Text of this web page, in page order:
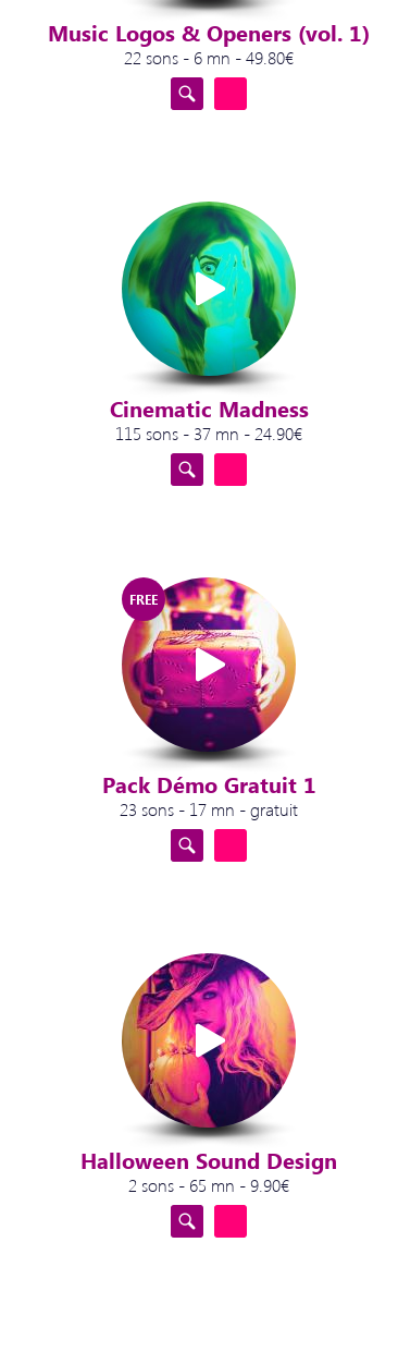
Music Logos & Openers (vol. 1)
22 sons - 6 mn - 49.80€
Cinematic Madness
115 sons - 37 mn - 24.90€
FREE
Pack Démo Gratuit 1
23 sons - 17 mn - gratuit
Halloween Sound Design
2 sons - 65 mn - 9.90€